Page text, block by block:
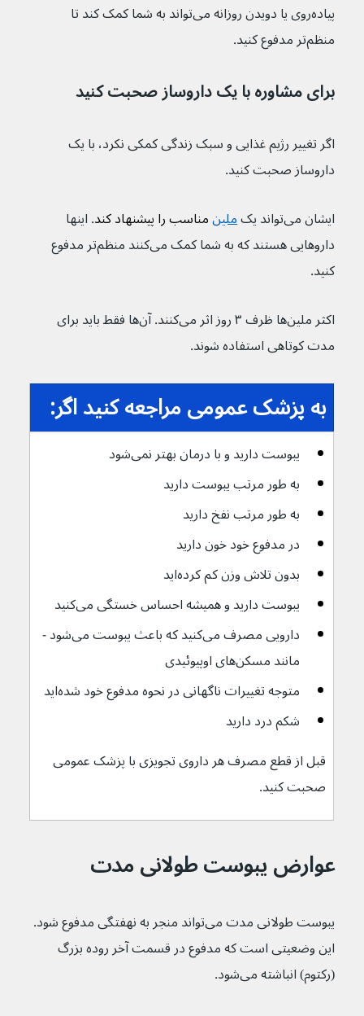
پیاده‌روی یا دویدن روزانه می‌تواند به شما کمک کند تا
منظم‌تر مدفوع کنید.
برای مشاوره با یک داروساز صحبت کنید
اگر تغییر رژیم غذایی و سبک زندگی کمکی نکرد، با یک
داروساز صحبت کنید.
ایشان می‌تواند یک
ملین مناسب را پیشنهاد کند. اینها
داروهایی هستند که به شما کمک می‌کنند منظم‌تر مدفوع
کنید.
اکثر ملین‌ها ظرف ۳ روز اثر می‌کنند. آن‌ها فقط باید برای
مدت کوتاهی استفاده شوند.
به پزشک عمومی مراجعه کنید اگر:
یبوست دارید و با درمان بهتر نمی‌شود
به طور مرتب یبوست دارید
به طور مرتب نفخ دارید
در مدفوع خود خون دارید
بدون تلاش وزن کم کرده‌اید
یبوست دارید و همیشه احساس خستگی می‌کنید
دارویی مصرف می‌کنید که باعث یبوست می‌شود -
مانند مسکن‌های اوپیوئیدی
متوجه تغییرات ناگهانی در نحوه مدفوع خود شده‌اید
شکم درد دارید
قبل از قطع مصرف هر داروی تجویزی با پزشک عمومی
صحبت کنید.
عوارض یبوست طولانی مدت
یبوست طولانی مدت می‌تواند منجر به نهفتگی مدفوع شود.
این وضعیتی است که مدفوع در قسمت آخر روده بزرگ
(رکتوم) انباشته می‌شود.